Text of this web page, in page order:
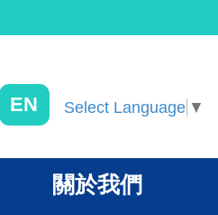
EN Select Language ▼
關於我們